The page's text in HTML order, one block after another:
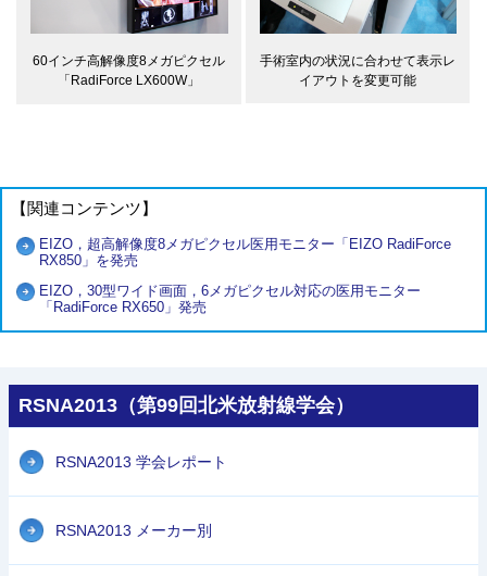
60インチ高解像度8メガピクセル
「RadiForce LX600W」
手術室内の状況に合わせて表示レ
イアウトを変更可能
【関連コンテンツ】
EIZO，超高解像度8メガピクセル医用モニター「EIZO RadiForce
RX850」を発売
EIZO，30型ワイド画面，6メガピクセル対応の医用モニター
「RadiForce RX650」発売
RSNA2013（第99回北米放射線学会）
RSNA2013 学会レポート
RSNA2013 メーカー別